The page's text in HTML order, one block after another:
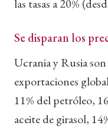
las tasas a 20%
Se disparan los
Ucrania y Rusia son
exportaciones
11% del petróleo,
aceite de girasol,